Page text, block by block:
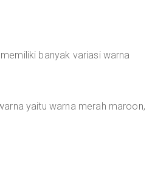
banyak variasi warna
yaitu warna merah maroon,